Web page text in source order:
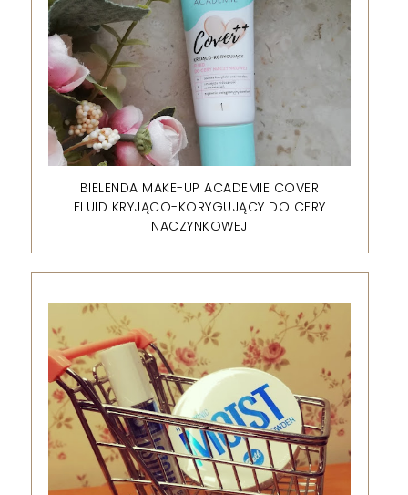
BIELENDA MAKE-UP ACADEMIE COVER
FLUID KRYJĄCO-KORYGUJĄCY DO CERY
NACZYNKOWEJ